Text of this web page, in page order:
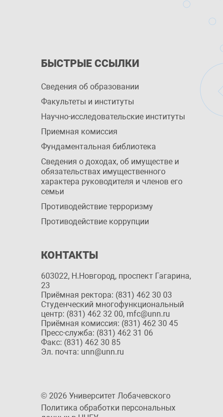
БЫСТРЫЕ ССЫЛКИ
Сведения об образовании
Факультеты и институты
Научно-исследовательские институты
Приемная комиссия
Фундаментальная библиотека
Сведения о доходах, об имуществе и
обязательствах имущественного
характера руководителя и членов его
семьи
Противодействие терроризму
Противодействие коррупции
КОНТАКТЫ
603022, Н.Новгород, проспект Гагарина,
23
Приёмная ректора: (831) 462 30 03
Студенческий многофункциональный
центр: (831) 462 32 00, mfc@unn.ru
Приёмная комиссия: (831) 462 30 45
Пресс-служба: (831) 462 31 06
Факс: (831) 462 30 85
Эл. почта: unn@unn.ru
© 2026 Университет Лобачевского
Политика обработки персональных